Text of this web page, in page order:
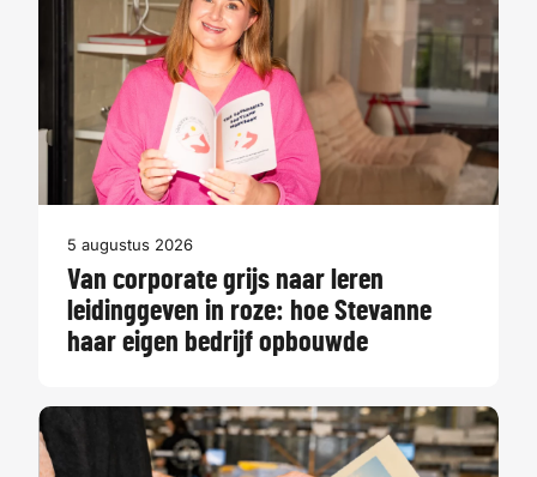
5 augustus 2026
Van corporate grijs naar leren
leidinggeven in roze: hoe Stevanne
haar eigen bedrijf opbouwde